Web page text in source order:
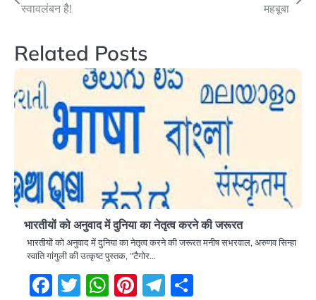
navigation
स्वावलंबन है! महबूबा
Related Posts
भारतीयों को अनुवाद में दुनिया का नेतृत्व करने की जरूरत
भारतीयों को अनुवाद में दुनिया का नेतृत्व करने की जरूरत मनीष सभरवाल, अरुणव सिन्हा
स्वाति गांगुली की उत्कृष्ट पुस्तक, “टैगोर…
Facebook
Twitter
WhatsApp
Pinterest
Telegram